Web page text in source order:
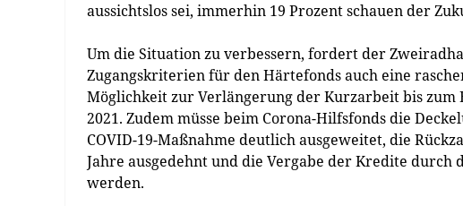
aussichtslos sei, immerhin 19 Prozent schauen der
Um die Situation zu verbessern, fordert der
Zugangskriterien für den Härtefonds auch eine
Möglichkeit zur Verlängerung der Kurzarbeit bis zum
2021. Zudem müsse beim Corona-Hilfsfonds die
COVID-19-Maßnahme deutlich ausgeweitet, die
Jahre ausgedehnt und die Vergabe der Kredite
werden.